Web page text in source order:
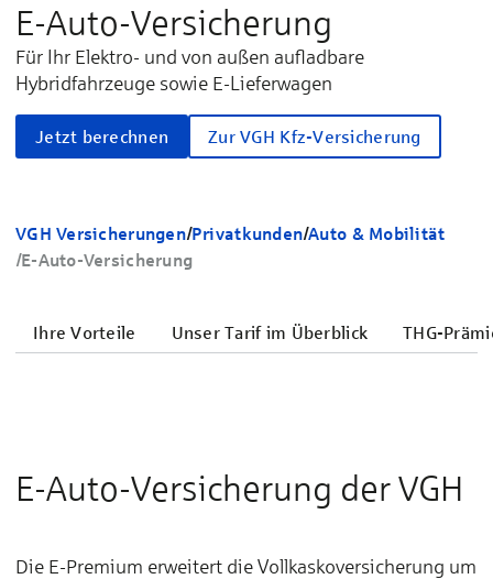
E-Auto-Versicherung
Für Ihr Elektro- und von außen aufladbare
Hybridfahrzeuge sowie E-Lieferwagen
Jetzt berechnen Zur VGH Kfz-Versicherung
VGH Versicherungen/Privatkunden/Auto & Mobilität
/E-Auto-Versicherung
Ihre Vorteile Unser Tarif im Überblick THG-
E-Auto-Versicherung der VGH
Die E-Premium erweitert die Vollkaskoversicherung um